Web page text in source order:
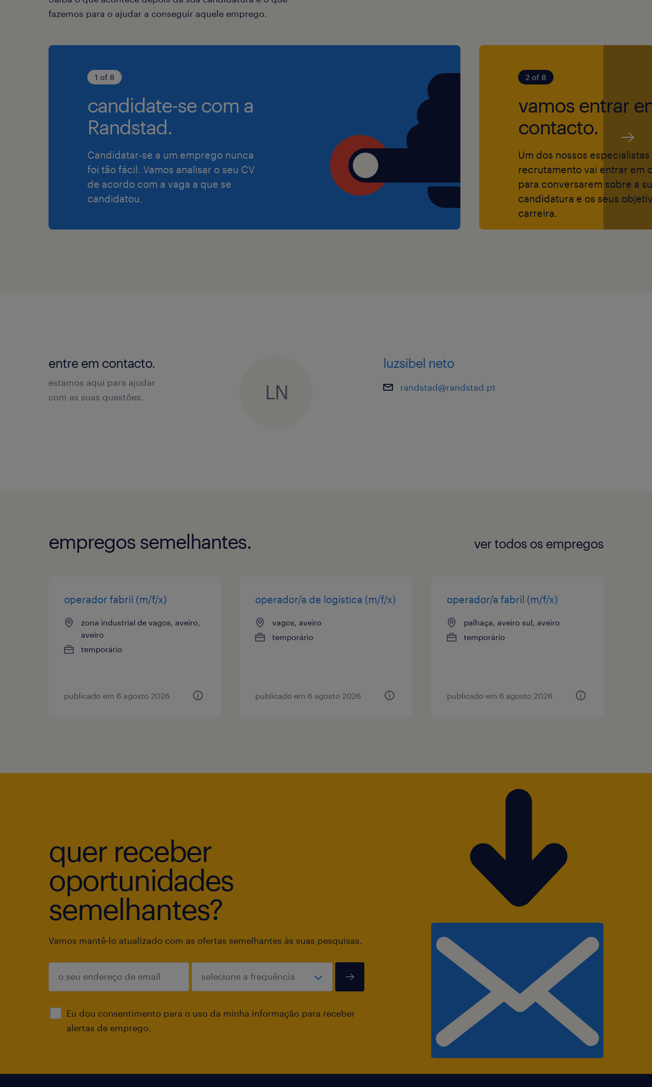
Preocupamo-nos com a igualdade de oportunidades,
independentemente de etnia, cor, religião, sexo,
orientação sexual, identidade de género,
nacionalidade, idade, informações genéticas,
incapacidade ou qualquer outro estatuto de grupo
protegido por lei.
Caso necessites de alguma adaptação, de modo a
confortável, por favor, não hesites em informar os/as
fazemos para o ajudar a conseguir aquele emprego.
1 of 8
candidate-se com a
Randstad.
Candidatar-se a um emprego nunca
foi tão fácil. Vamos analisar o seu CV
de acordo com a vaga a que se
candidatou.
2 of 8
vamos entrar
contacto.
Um dos nossos
recrutamento vai entrar em
para conversarem sobre a
candidatura e os seus
carreira.
entre em contacto.
estamos aqui para ajudar
com as suas questões.
LN
luzsibel neto
randstad@randstad.pt
empregos semelhantes. ver todos os empregos
operador fabril (m/f/x)
zona industrial de vagos, aveiro,
aveiro
temporário
publicado em 6 agosto 2026
operador/a de logística (m/f/x)
vagos, aveiro
temporário
publicado em 6 agosto 2026
operador/a fabril (m/f/x)
palhaça, aveiro sul, aveiro
temporário
publicado em 6 agosto 2026
quer receber
oportunidades
semelhantes?
Vamos mantê-lo atualizado com as ofertas semelhantes às suas pesquisas.
Eu dou consentimento para o uso da minha informação para receber
alertas de emprego.
enviar